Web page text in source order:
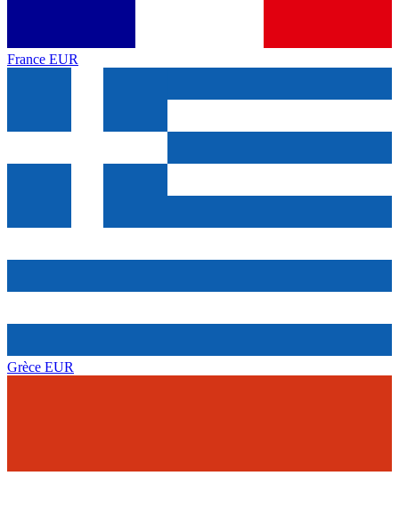
France EUR
Grèce EUR